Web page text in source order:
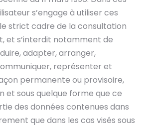
s’engage à utiliser ces
strict cadre de la consultation
et s’interdit notamment de
adapter, arranger,
représenter et
permanente ou provisoire,
et sous quelque forme que ce
des données contenues dans
que dans les cas visés sous